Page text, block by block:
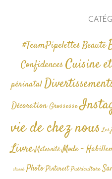
#TeamPipelettesBeauté
Confidences Cuisine
périnatal
Décoration Grossesse
vie de chez nous Les
Livre Maternité Mode -
classé Photo Pinterest Puériculture